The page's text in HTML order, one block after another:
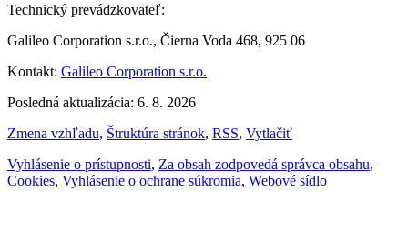
Technický prevádzkovateľ:
Galileo Corporation s.r.o., Čierna Voda 468, 925 06
Kontakt: Galileo Corporation s.r.o.
Posledná aktualizácia: 6. 8. 2026
Zmena vzhľadu, Štruktúra stránok, RSS, Vytlačiť
Vyhlásenie o prístupnosti, Za obsah zodpovedá správca obsahu,
Cookies, Vyhlásenie o ochrane súkromia, Webové sídlo